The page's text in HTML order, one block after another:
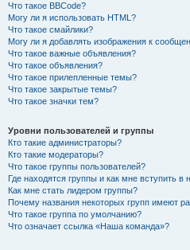
Что такое BBCode?
Могу ли я использовать HTML?
Что такое смайлики?
Могу ли я добавлять изображения к
Что такое важные объявления?
Что такое объявления?
Что такое прилепленные темы?
Что такое закрытые темы?
Что такое значки тем?
Уровни пользователей и группы
Кто такие администраторы?
Кто такие модераторы?
Что такое группы пользователей?
Где находятся группы и как мне вступить в
Как мне стать лидером группы?
Почему названия некоторых групп имеют
Что такое группа по умолчанию?
Что означает ссылка «Наша команда»?